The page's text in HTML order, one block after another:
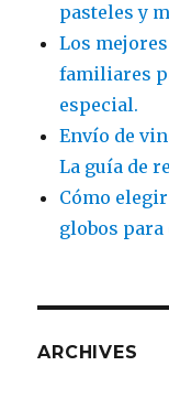
pasteles y
Los
familiares
especial.
Envío de
La guía de
Cómo
globos para
ARCHIVES